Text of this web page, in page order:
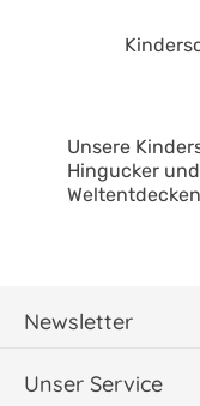
Unsere
Hingucker
Kindes mit
abzurunden.
geben, und
Begleiter
einem
Newsletter
Unser Service